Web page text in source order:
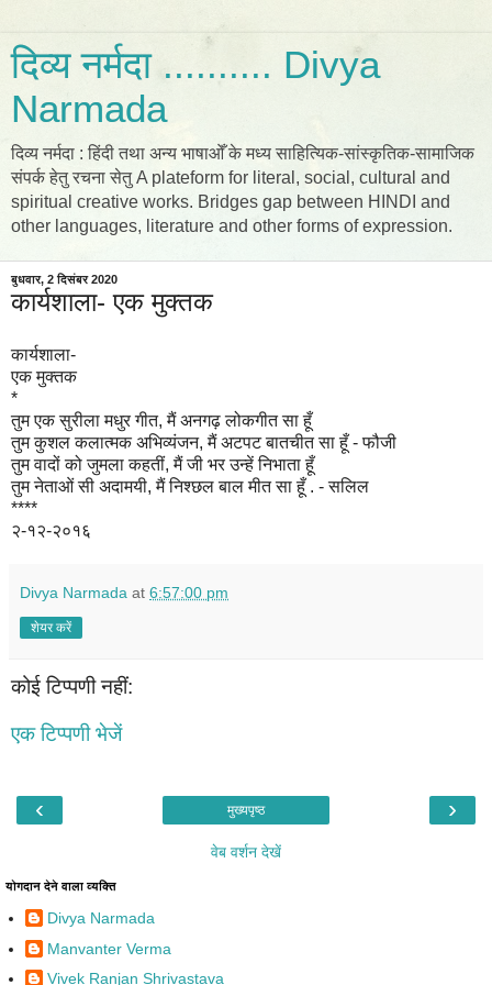
दिव्य नर्मदा .......... Divya
Narmada
दिव्य नर्मदा : हिंदी तथा अन्य भाषाओँ के मध्य साहित्यिक-सांस्कृतिक-सामाजिक
संपर्क हेतु रचना सेतु A plateform for literal, social, cultural and
spiritual creative works. Bridges gap between HINDI and
other languages, literature and other forms of expression.
बुधवार, 2 दिसंबर 2020
कार्यशाला- एक मुक्तक
कार्यशाला-
एक मुक्तक
*
तुम एक सुरीला मधुर गीत, मैं अनगढ़ लोकगीत सा हूँ
तुम कुशल कलात्मक अभिव्यंजन, मैं अटपट बातचीत सा हूँ - फौजी
तुम वादों को जुमला कहतीं, मैं जी भर उन्हें निभाता हूँ
तुम नेताओं सी अदामयी, मैं निश्छल बाल मीत सा हूँ . - सलिल
****
२-१२-२०१६
Divya Narmada at 6:57:00 pm
शेयर करें
कोई टिप्पणी नहीं:
एक टिप्पणी भेजें
‹ ›
मुख्यपृष्ठ
वेब वर्शन देखें
योगदान देने वाला व्यक्ति
Divya Narmada
Manvanter Verma
Vivek Ranjan Shrivastava